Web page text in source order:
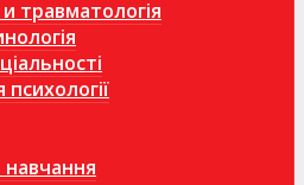
и травматологія